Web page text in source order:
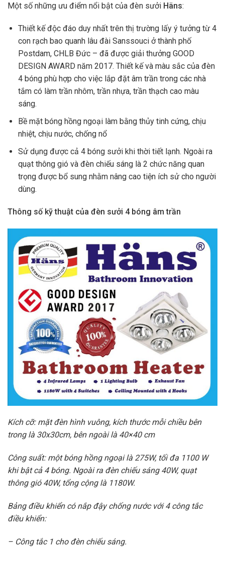
Một số những ưu điểm nổi bật của đèn sưởi Häns:
Thiết kế độc đáo duy nhất trên thị trường lấy ý tưởng từ 4
con rạch bao quanh lâu đài Sanssouci ở thành phố
Postdam, CHLB Đức – đã được giải thưởng GOOD
DESIGN AWARD năm 2017. Thiết kế và màu sắc của đèn
4 bóng phù hợp cho việc lắp đặt âm trần trong các nhà
tắm có làm trần nhôm, trần nhựa, trần thạch cao màu
sáng.
Bề mặt bóng hồng ngoại làm bằng thủy tinh cứng, chịu
nhiệt, chịu nước, chống nổ
Sử dụng được cả 4 bóng sưởi khi thời tiết lạnh. Ngoài ra
quạt thông gió và đèn chiếu sáng là 2 chức năng quan
trọng được bổ sung nhằm nâng cao tiện ích sử cho người
dùng.
Thông số kỹ thuật của đèn sưởi 4 bóng âm trần
Kích cỡ: mặt đèn hình vuông, kích thước mỗi chiều bên
trong là 30x30cm, bên ngoài là 40×40 cm
Công suất: một bóng hồng ngoại là 275W, tối đa 1100 W
khi bật cả 4 bóng. Ngoài ra đèn chiếu sáng 40W, quạt
thông gió 40W, tổng cộng là 1180W.
Bảng điều khiển có nắp đậy chống nước với 4 công tắc
điều khiển:
– Công tắc 1 cho đèn chiếu sáng.